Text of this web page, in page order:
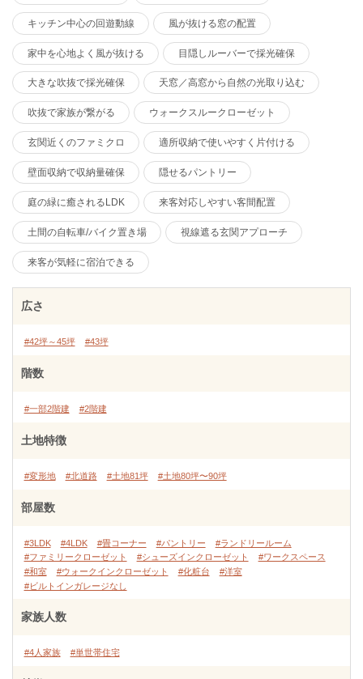
キッチン中心の回遊動線 風が抜ける窓の配置
家中を心地よく風が抜ける 目隠しルーバーで採光確保
大きな吹抜で採光確保 天窓／高窓から自然の光取り込む
吹抜で家族が繋がる ウォークスルークローゼット
玄関近くのファミクロ 適所収納で使いやすく片付ける
壁面収納で収納量確保 隠せるパントリー
庭の緑に癒されるLDK 来客対応しやすい客間配置
土間の自転車/バイク置き場 視線遮る玄関アプローチ
来客が気軽に宿泊できる
広さ
#42坪～45坪 #43坪
階数
#一部2階建 #2階建
土地特徴
#変形地 #北道路 #土地81坪 #土地80坪〜90坪
部屋数
#3LDK #4LDK #畳コーナー #パントリー
#ランドリールーム
#ファミリークローゼット
#シューズインクローゼット
#ワークスペース
#和室
#ウォークインクローゼット #化粧台
#洋室
#ビルトインガレージなし
家族人数
#4人家族 #単世帯住宅